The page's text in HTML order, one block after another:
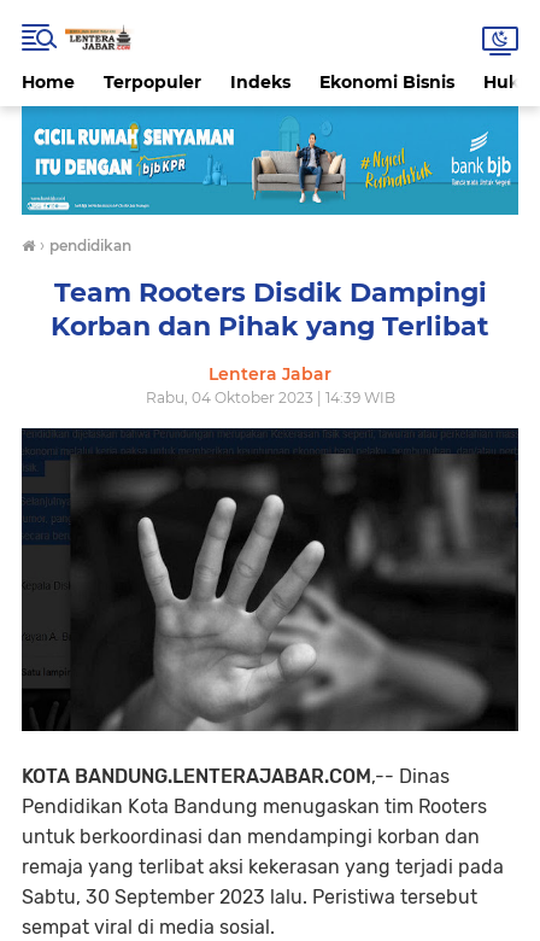
Home Terpopuler Indeks Ekonomi Bisnis
› pendidikan
Team Rooters Disdik Dampingi
Korban dan Pihak yang Terlibat
Lentera Jabar
Rabu, 04 Oktober 2023 | 14:39 WIB
KOTA BANDUNG.LENTERAJABAR.COM,-- Dinas
Pendidikan Kota Bandung menugaskan tim Rooters
untuk berkoordinasi dan mendampingi korban dan
remaja yang terlibat aksi kekerasan yang terjadi pada
Sabtu, 30 September 2023 lalu. Peristiwa tersebut
sempat viral di media sosial.